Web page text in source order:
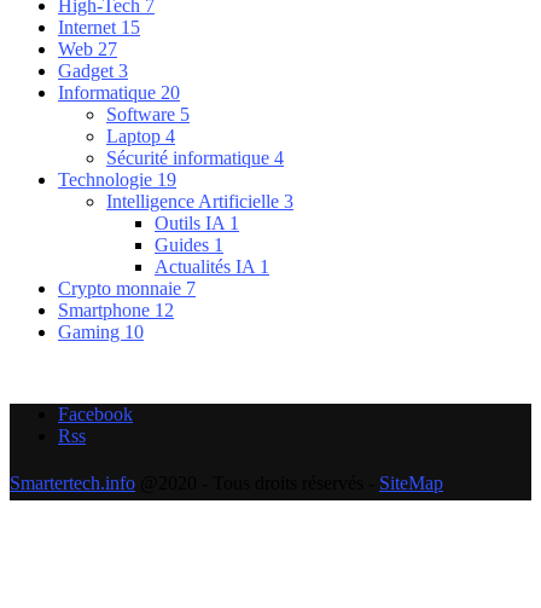
High-Tech 7
Internet 15
Web 27
Gadget 3
Informatique 20
Software 5
Laptop 4
Sécurité informatique 4
Technologie 19
Intelligence Artificielle 3
Outils IA 1
Guides 1
Actualités IA 1
Crypto monnaie 7
Smartphone 12
Gaming 10
Facebook
Rss
Smartertech.info SiteMap